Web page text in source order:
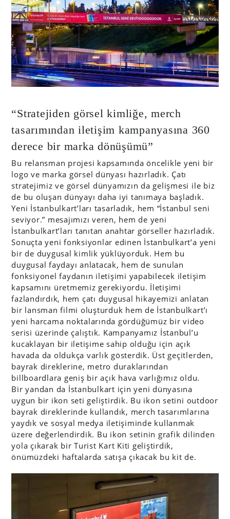
“Stratejiden görsel kimliğe, merch
tasarımından iletişim kampanyasına 360
derece bir marka dönüşümü”
Bu relansman projesi kapsamında öncelikle yeni bir
logo ve marka görsel dünyası hazırladık. Çatı
stratejimiz ve görsel dünyamızın da gelişmesi ile biz
de bu oluşan dünyayı daha iyi tanımaya başladık.
Yeni İstanbulkart’ları tasarladık, hem “İstanbul seni
seviyor.” mesajımızı veren, hem de yeni
İstanbulkart’ları tanıtan anahtar görseller hazırladık.
Sonuçta yeni fonksiyonlar edinen İstanbulkart’a yeni
bir de duygusal kimlik yüklüyorduk. Hem bu
duygusal faydayı anlatacak, hem de sunulan
fonksiyonel faydanın iletişimi yapabilecek iletişim
kapsamını üretmemiz gerekiyordu. İletişimi
fazlandırdık, hem çatı duygusal hikayemizi anlatan
bir lansman filmi oluşturduk hem de İstanbulkart’ı
yeni harcama noktalarında gördüğümüz bir video
serisi üzerinde çalıştık. Kampanyamız İstanbul’u
kucaklayan bir iletişime sahip olduğu için açık
havada da oldukça varlık gösterdik. Üst geçitlerden,
bayrak direklerine, metro duraklarından
billboardlara geniş bir açık hava varlığımız oldu.
Bir yandan da İstanbulkart için yeni dünyasına
uygun bir ikon seti geliştirdik. Bu ikon setini outdoor
bayrak direklerinde kullandık, merch tasarımlarına
yaydık ve sosyal medya iletişiminde kullanmak
üzere değerlendirdik. Bu ikon setinin grafik dilinden
yola çıkarak bir Turist Kart Kiti geliştirdik,
önümüzdeki haftalarda satışa çıkacak bu kit de.